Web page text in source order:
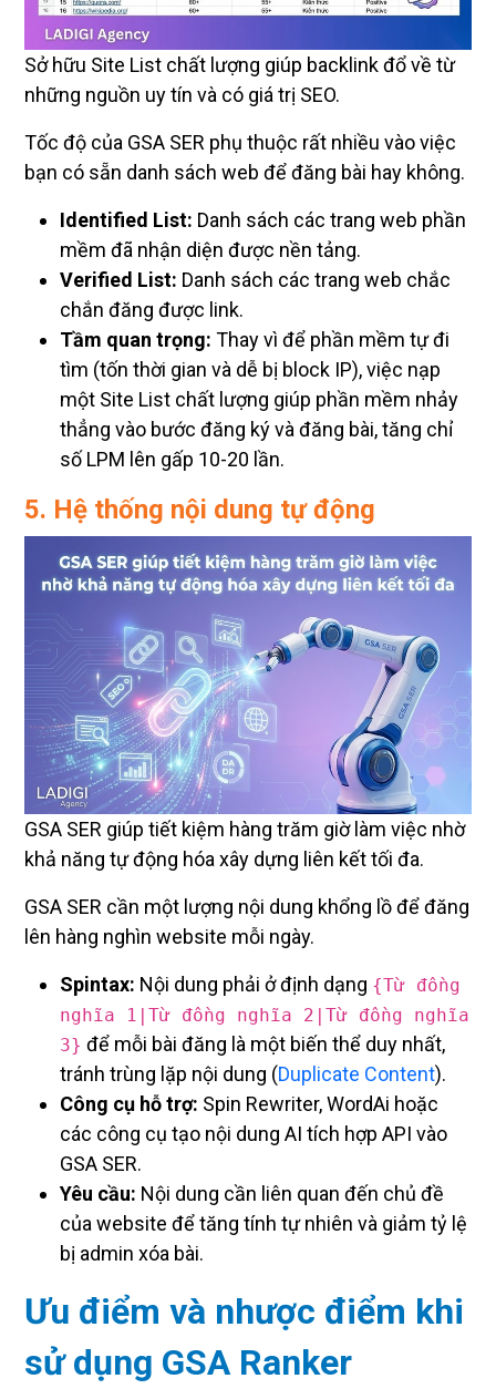
Sở hữu Site List chất lượng giúp backlink đổ về từ
những nguồn uy tín và có giá trị SEO.
Tốc độ của GSA SER phụ thuộc rất nhiều vào việc
bạn có sẵn danh sách web để đăng bài hay không.
Identified List: Danh sách các trang web phần
mềm đã nhận diện được nền tảng.
Verified List: Danh sách các trang web chắc
chắn đăng được link.
Tầm quan trọng: Thay vì để phần mềm tự đi
tìm (tốn thời gian và dễ bị block IP), việc nạp
một Site List chất lượng giúp phần mềm nhảy
thẳng vào bước đăng ký và đăng bài, tăng chỉ
số LPM lên gấp 10-20 lần.
5. Hệ thống nội dung tự động
GSA SER giúp tiết kiệm hàng trăm giờ làm việc nhờ
khả năng tự động hóa xây dựng liên kết tối đa.
GSA SER cần một lượng nội dung khổng lồ để đăng
lên hàng nghìn website mỗi ngày.
Spintax: Nội dung phải ở định dạng {Từ đồng
nghĩa 1|Từ đồng nghĩa 2|Từ đồng nghĩa
3} để mỗi bài đăng là một biến thể duy nhất,
tránh trùng lặp nội dung (Duplicate Content).
Công cụ hỗ trợ: Spin Rewriter, WordAi hoặc
các công cụ tạo nội dung AI tích hợp API vào
GSA SER.
Yêu cầu: Nội dung cần liên quan đến chủ đề
của website để tăng tính tự nhiên và giảm tỷ lệ
bị admin xóa bài.
Ưu điểm và nhược điểm khi
sử dụng GSA Ranker